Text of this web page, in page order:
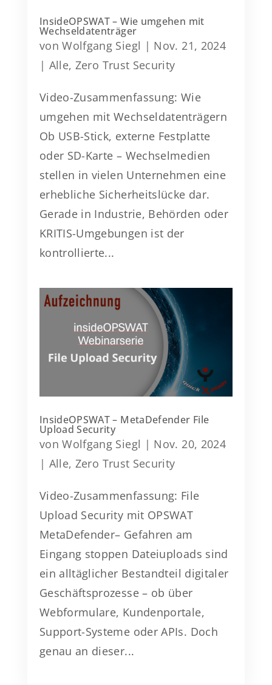
InsideOPSWAT – Wie umgehen mit
Wechseldatenträger
vonWolfgang Siegl | Nov. 21, 2024
| Alle, Zero Trust Security
Video-Zusammenfassung: Wie
umgehen mit Wechseldatenträgern
Ob USB-Stick, externe Festplatte
oder SD-Karte – Wechselmedien
stellen in vielen Unternehmen eine
erhebliche Sicherheitslücke dar.
Gerade in Industrie, Behörden oder
KRITIS-Umgebungen ist der
kontrollierte...
InsideOPSWAT – MetaDefender File
Upload Security
vonWolfgang Siegl | Nov. 20, 2024
| Alle, Zero Trust Security
Video-Zusammenfassung: File
Upload Security mit OPSWAT
MetaDefender– Gefahren am
Eingang stoppen Dateiuploads sind
ein alltäglicher Bestandteil digitaler
Geschäftsprozesse – ob über
Webformulare, Kundenportale,
Support-Systeme oder APIs. Doch
genau an dieser...